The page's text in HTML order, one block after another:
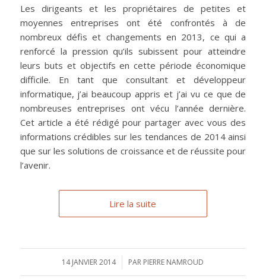
Les dirigeants et les propriétaires de petites et
moyennes entreprises ont été confrontés à de
nombreux défis et changements en 2013, ce qui a
renforcé la pression qu’ils subissent pour atteindre
leurs buts et objectifs en cette période économique
difficile. En tant que consultant et développeur
informatique, j’ai beaucoup appris et j’ai vu ce que de
nombreuses entreprises ont vécu l’année dernière.
Cet article a été rédigé pour partager avec vous des
informations crédibles sur les tendances de 2014 ainsi
que sur les solutions de croissance et de réussite pour
l’avenir.
Lire la suite
14 JANVIER 2014
/ PAR PIERRE NAMROUD